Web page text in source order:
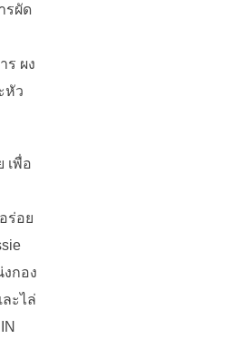
รผัด
ร ผง
หัว
เพื่อ
ร่อย
กอง
ะไล่